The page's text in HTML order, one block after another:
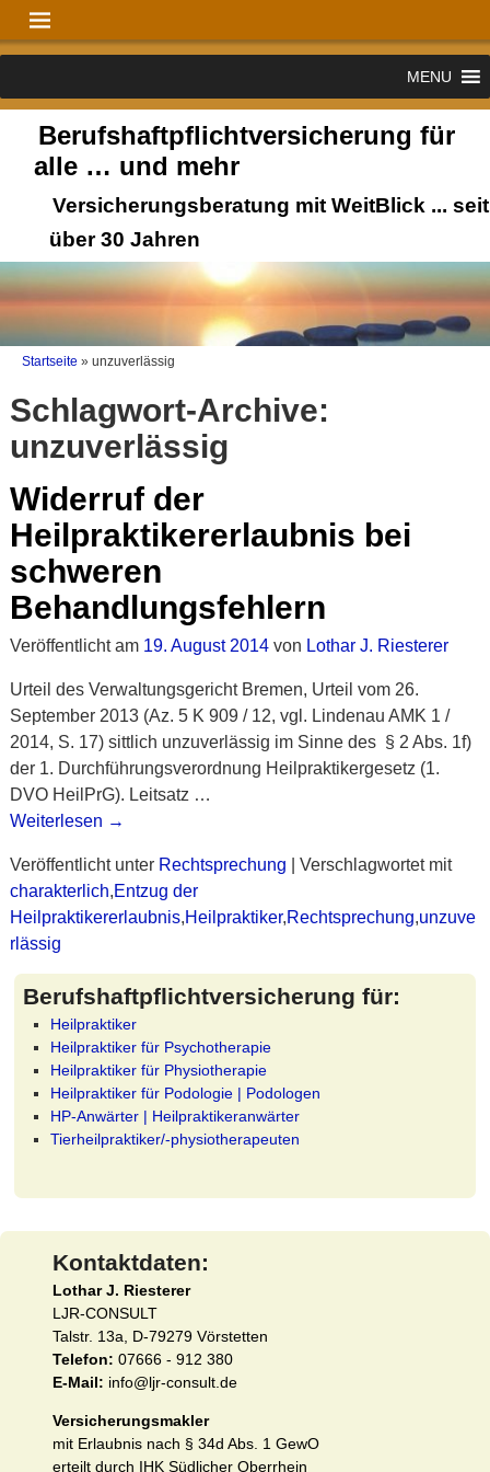
MENU
Berufshaftpflichtversicherung für
alle … und mehr
Versicherungsberatung mit WeitBlick ... seit
über 30 Jahren
Startseite » unzuverlässig
Schlagwort-Archive:
unzuverlässig
Widerruf der
Heilpraktikererlaubnis bei
schweren
Behandlungsfehlern
Veröffentlicht am 19. August 2014 von Lothar J. Riesterer
Urteil des Verwaltungsgericht Bremen, Urteil vom 26.
September 2013 (Az. 5 K 909 / 12, vgl. Lindenau AMK 1 /
2014, S. 17) sittlich unzuverlässig im Sinne des § 2 Abs. 1f)
der 1. Durchführungsverordnung Heilpraktikergesetz (1.
DVO HeilPrG). Leitsatz …
Weiterlesen →
Veröffentlicht unter Rechtsprechung
Verschlagwortet mit
charakterlich,Entzug der
Heilpraktikererlaubnis,Heilpraktiker,Rechtsprechung,unzuve
rlässig
Berufshaftpflichtversicherung für:
Heilpraktiker
Heilpraktiker für Psychotherapie
Heilpraktiker für Physiotherapie
Heilpraktiker für Podologie | Podologen
HP-Anwärter | Heilpraktikeranwärter
Tierheilpraktiker/-physiotherapeuten
Kontaktdaten:
Lothar J. Riesterer
LJR-CONSULT
Talstr. 13a, D-79279 Vörstetten
Telefon: 07666 - 912 380
E-Mail: info@ljr-consult.de
Versicherungsmakler
mit Erlaubnis nach § 34d Abs. 1 GewO
erteilt durch IHK Südlicher Oberrhein